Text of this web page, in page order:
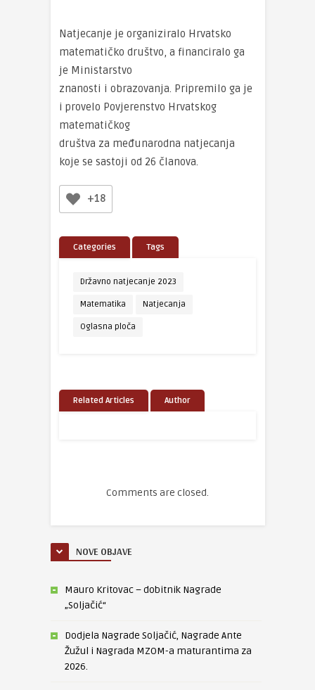
Natjecanje je organiziralo Hrvatsko
matematičko društvo, a financiralo ga
je Ministarstvo
znanosti i obrazovanja. Pripremilo ga je
i provelo Povjerenstvo Hrvatskog
matematičkog
društva za međunarodna natjecanja
koje se sastoji od 26 članova.
+18
Categories Tags
Državno natjecanje 2023
Matematika Natjecanja
Oglasna ploča
Related Articles Author
Comments are closed.
NOVE OBJAVE
Mauro Kritovac – dobitnik Nagrade
„Soljačić“
Dodjela Nagrade Soljačić, Nagrade Ante
Žužul i Nagrada MZOM-a maturantima za
2026.